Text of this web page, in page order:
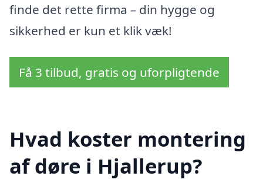
finde det rette firma – din hygge og
sikkerhed er kun et klik væk!
Få 3 tilbud, gratis og uforpligtende
Hvad koster montering
af døre i Hjallerup?